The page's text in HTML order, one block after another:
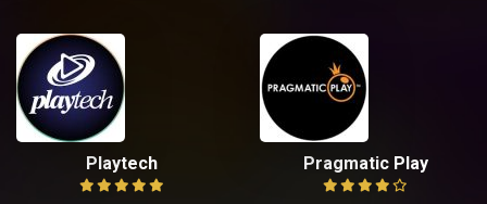
Playtech Pragmatic Play